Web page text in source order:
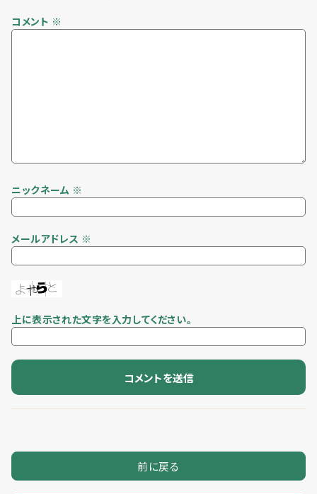
コメント ※
ニックネーム ※
メールアドレス ※
上に表示された文字を入力してください。
前に戻る